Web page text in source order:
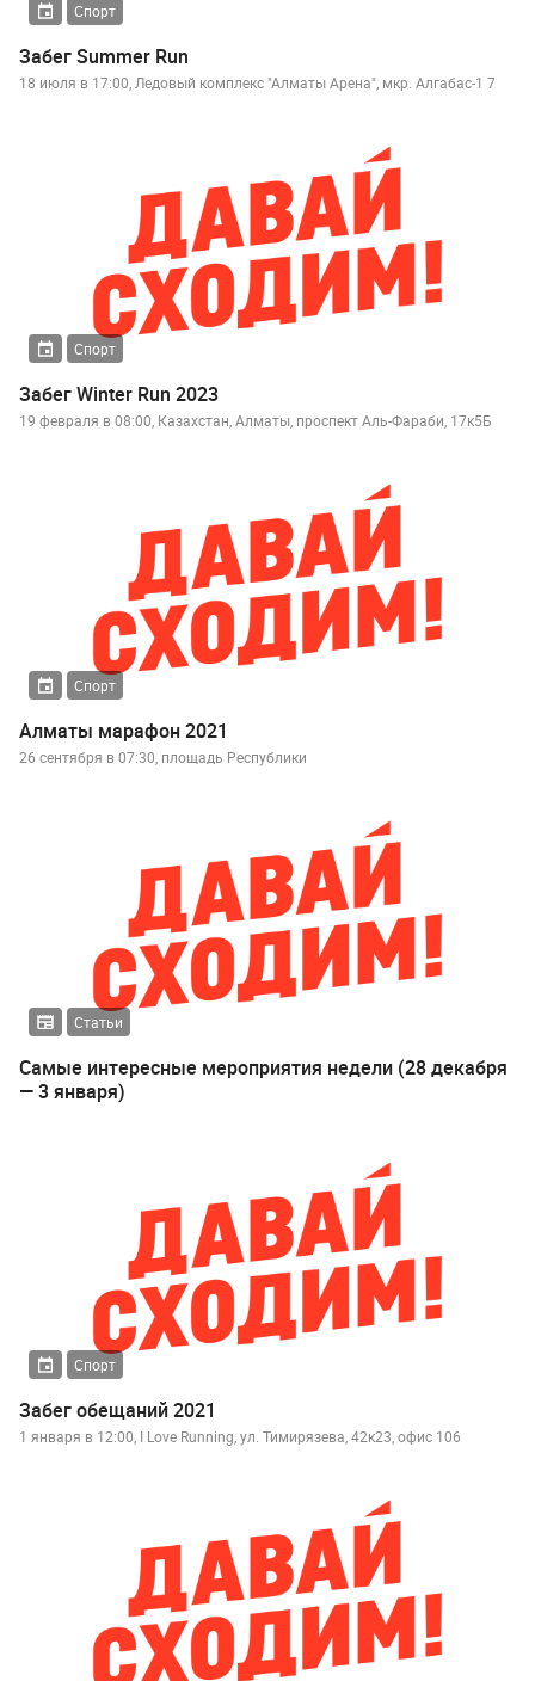
Спорт
Забег Summer Run
18 июля в 17:00, Ледовый комплекс "Алматы Арена", мкр. Алгабас-1 7
Спорт
Забег Winter Run 2023
19 февраля в 08:00, Казахстан, Алматы, проспект Аль-Фараби, 17к5Б
Спорт
Алматы марафон 2021
26 сентября в 07:30, площадь Республики
Статьи
Самые интересные мероприятия недели (28 декабря
— 3 января)
Спорт
Забег обещаний 2021
1 января в 12:00, I Love Running, ул. Тимирязева, 42к23, офис 106